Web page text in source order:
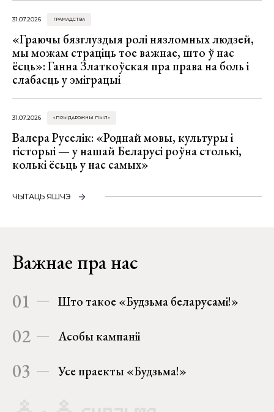
31.07.2026 ГРАМАДСТВА
«Граючы бязглуздыя ролі нязломных людзей,
мы можам страціць тое важнае, што ў нас
ёсць»: Ганна Златкоўская пра права на боль і
слабасць у эміграцыі
31.07.2026 «ПРЫДАРОЖНЫ ПЫЛ»
Валера Руселік: «Роднай мовы, культуры і
гісторыі — у нашай Беларусі роўна столькі,
колькі ёсьць у нас самых»
ЧЫТАЦЬ ЯШЧЭ
Важнае пра нас
01 Што такое «Будзьма беларусамі!»
02 Асобы кампаніі
03 Усе праекты «Будзьма!»